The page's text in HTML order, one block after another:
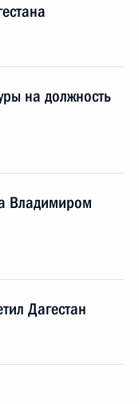
на должность
Владимиром
Дагестан